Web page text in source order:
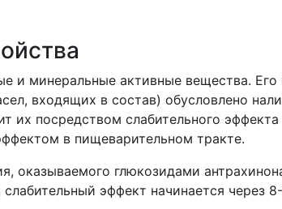
и минеральные активные вещества.
входящих в состав) обусловлено
их посредством слабительного
в пищеварительном тракте.
оказываемого глюкозидами
эффект начинается через